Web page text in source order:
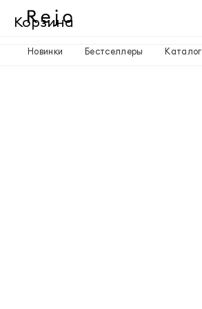
Новинки Бестселлеры Каталог
Корзина